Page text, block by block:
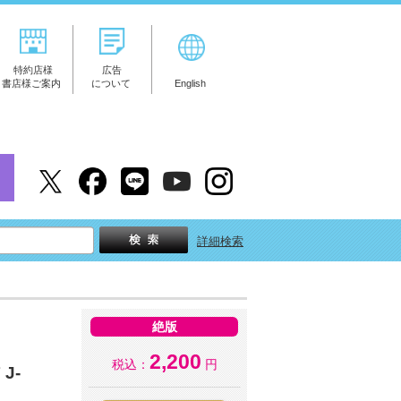
特約店様
書店様ご案内
広告
について
English
詳細検索
J-
絶版
税込： 2,200 円